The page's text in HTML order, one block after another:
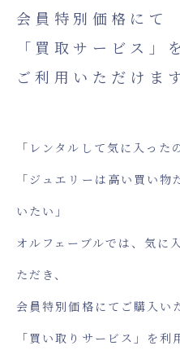
会員特別価格にて
「買取サービス」を
ご利用いただけま
「レンタルして気に入った
「ジュエリーは高い買い
いたい」
オルフェーブルでは、気に
ただき、
会員特別価格にてご購入い
「買い取りサービス」を利